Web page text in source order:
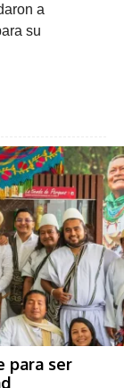
a
su
para ser